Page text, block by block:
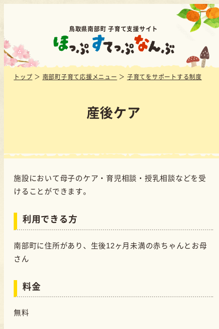
鳥取県南部町 子育て支援サイト
トップ ＞ 南部町子育て応援メニュー ＞ 子育てをサポートする制度
産後ケア
施設において母子のケア・育児相談・授乳相談などを受
けることができます。
利用できる方
南部町に住所があり、生後12ヶ月未満の赤ちゃんとお母
さん
料金
無料